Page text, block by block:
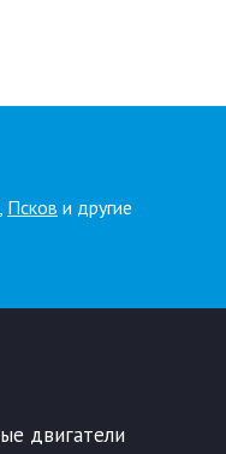
, Псков и другие
двигатели